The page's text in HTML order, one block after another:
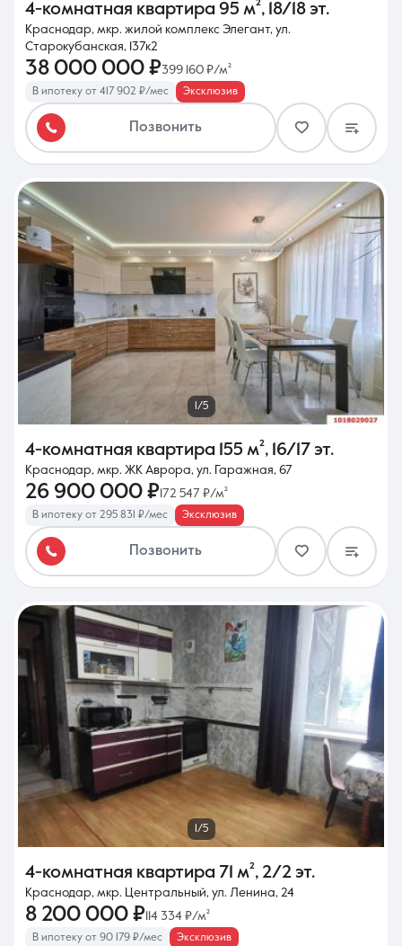
4-комнатная квартира 95 м², 18/18 эт.
Краснодар, мкр. жилой комплекс Элегант, ул.
Старокубанская, 137к2
38 000 000 ₽399 160 ₽/м²
В ипотеку от 417 902 ₽/мес Эксклюзив
Позвонить
1/5
4-комнатная квартира 155 м², 16/17 эт.
Краснодар, мкр. ЖК Аврора, ул. Гаражная, 67
26 900 000 ₽172 547 ₽/м²
В ипотеку от 295 831 ₽/мес Эксклюзив
Позвонить
1/5
4-комнатная квартира 71 м², 2/2 эт.
Краснодар, мкр. Центральный, ул. Ленина, 24
8 200 000 ₽ 114 334 ₽/м²
В ипотеку от 90 179 ₽/мес Эксклюзив